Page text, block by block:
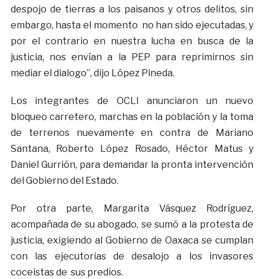
despojo de tierras a los paisanos y otros delitos, sin
embargo, hasta el momento no han sido ejecutadas, y
por el contrario en nuestra lucha en busca de la
justicia, nos envían a la PEP para reprimirnos sin
mediar el dialogo”, dijo López Pineda.
Los integrantes de OCLI anunciaron un nuevo
bloqueo carretero, marchas en la población y la toma
de terrenos nuevamente en contra de Mariano
Santana, Roberto López Rosado, Héctor Matus y
Daniel Gurrión, para demandar la pronta intervención
del Gobierno del Estado.
Por otra parte, Margarita Vásquez Rodríguez,
acompañada de su abogado, se sumó a la protesta de
justicia, exigiendo al Gobierno de Oaxaca se cumplan
con las ejecutorias de desalojo a los invasores
coceistas de sus predios.